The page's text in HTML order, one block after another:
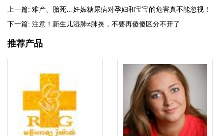
上一篇: 难产、胎死…妊娠糖尿病对孕妇和宝宝的危害真不能忽视！
下一篇: 注意！新生儿湿肺≠肺炎，不要再傻傻区分不开了
推荐产品